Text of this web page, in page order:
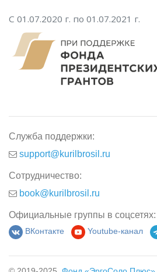
С 01.07.2020 г. по 01.07.2021 г.
Служба поддержки:
support@kurilbrosil.ru
Сотрудничество:
book@kurilbrosil.ru
Официальные группы в соцсетях:
ВКонтакте Youtube-канал